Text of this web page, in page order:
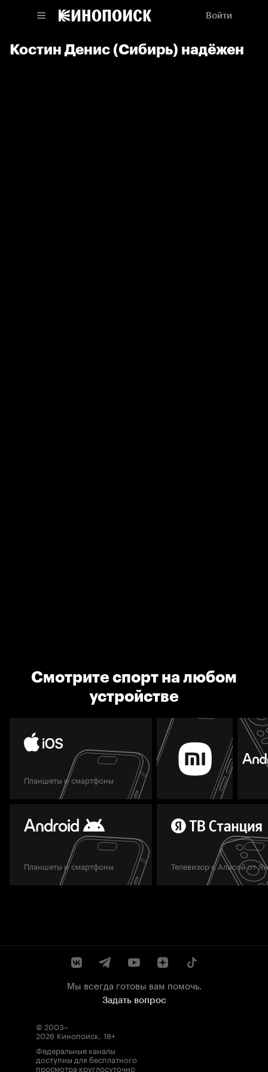
Войти
Костин Денис (Сибирь) надёжен
Смотрите спорт на любом
устройстве
Планшеты и смартфоны
Планшеты и смартфоны Телевизор с Алисой от
Мы всегда готовы вам помочь.
Задать вопрос
© 2003–
2026 Кинопоиск. 18+
Федеральные каналы
доступны для бесплатного
просмотра круглосуточно